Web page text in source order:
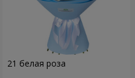
21 белая роза